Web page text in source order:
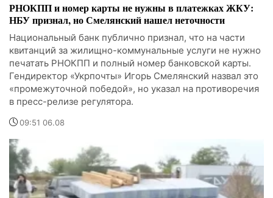
РНОКПП и номер карты не нужны в платежках ЖКУ:
НБУ признал, но Смелянский нашел неточности
Национальный банк публично признал, что на части
квитанций за жилищно-коммунальные услуги не нужно
печатать РНОКПП и полный номер банковской карты.
Гендиректор «Укрпочты» Игорь Смелянский назвал это
«промежуточной победой», но указал на противоречия
в пресс-релизе регулятора.
09:51 06.08